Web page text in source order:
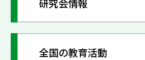
研究会情報
全国の教育活動